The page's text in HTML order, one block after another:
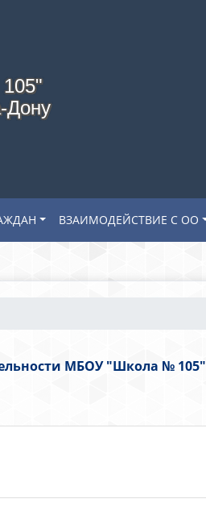
Дону
ВЗАИМОДЕЙСТВИЕ С ОО
МБОУ "Школа № 105"